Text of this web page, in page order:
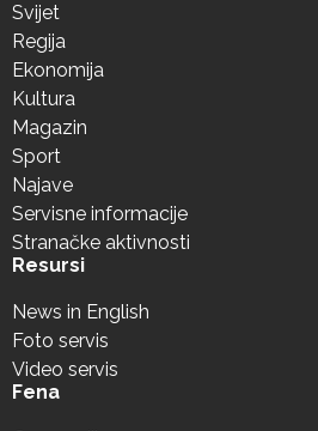
Svijet
Regija
Ekonomija
Kultura
Magazin
Sport
Najave
Servisne informacije
Stranačke aktivnosti
Resursi
News in English
Foto servis
Video servis
Fena